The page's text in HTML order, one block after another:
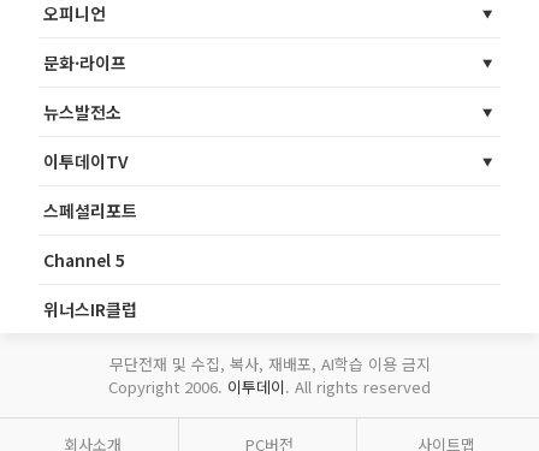
오피니언
문화·라이프
뉴스발전소
이투데이TV
스페셜리포트
Channel 5
위너스IR클럽
무단전재 및 수집, 복사, 재배포, AI학습 이용 금지
Copyright 2006. 이투데이. All rights reserved
회사소개 PC버전 사이트맵